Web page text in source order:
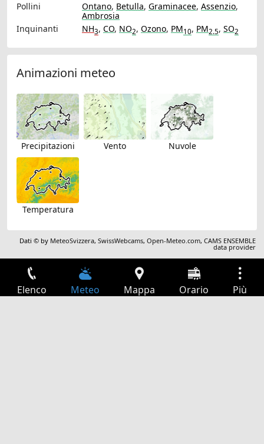
Pollini
Ontano, Betulla, Graminacee, Assenzio,
Ambrosia
Inquinanti
NH3, CO, NO2, Ozono, PM10, PM2.5, SO2
Animazioni meteo
Precipitazioni Vento Nuvole
Temperatura
Dati © by MeteoSvizzera,SwissWebcams,Open-Meteo.com,CAMS ENSEMBLE
data provider
Elenco Meteo Mappa Orario Più